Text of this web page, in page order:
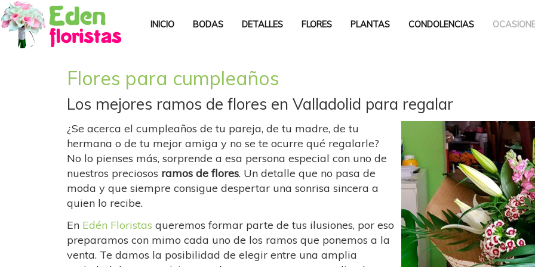
INICIO BODAS DETALLES FLORES PLANTAS CONDOLENCIAS
Flores para cumpleaños
Los mejores ramos de flores en Valladolid para regalar
¿Se acerca el cumpleaños de tu pareja, de tu madre, de tu
hermana o de tu mejor amiga y no se te ocurre qué regalarle?
No lo pienses más, sorprende a esa persona especial con uno de
nuestros preciosos ramos de flores. Un detalle que no pasa de
moda y que siempre consigue despertar una sonrisa sincera a
quien lo recibe.
En Edén Floristas queremos formar parte de tus ilusiones, por eso
preparamos con mimo cada uno de los ramos que ponemos a la
venta. Te damos la posibilidad de elegir entre una amplia